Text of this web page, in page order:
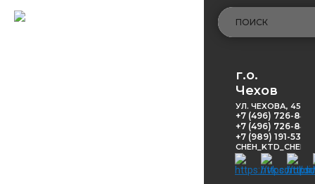
г.о.
Чехов
УЛ. ЧЕХОВА, 45
+7 (496) 726-
+7 (496) 726-
+7 (989) 191-53-